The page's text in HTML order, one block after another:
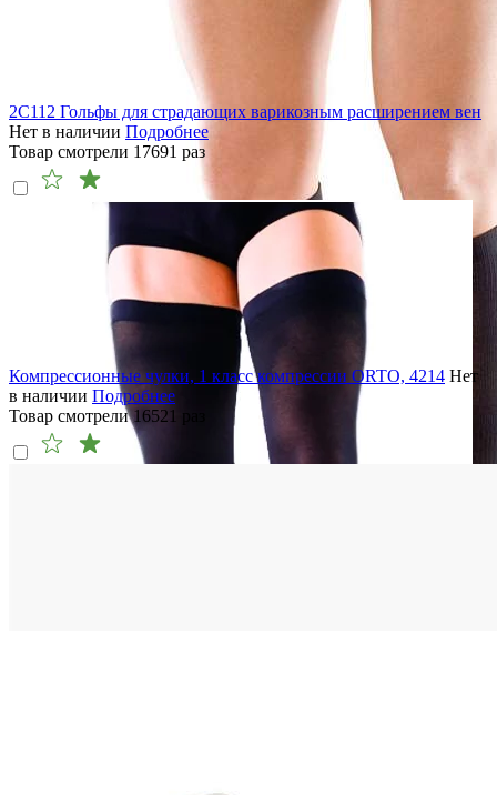
2C112 Гольфы для страдающих варикозным расширением вен
Нет в наличии Подробнее
Товар смотрели 17691 раз
Компрессионные чулки, 1 класс компрессии ORTO, 4214 Нет
в наличии Подробнее
Товар смотрели16521